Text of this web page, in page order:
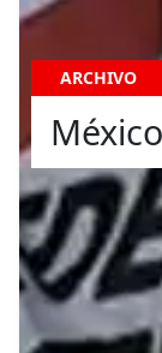
ARCHIVO
México